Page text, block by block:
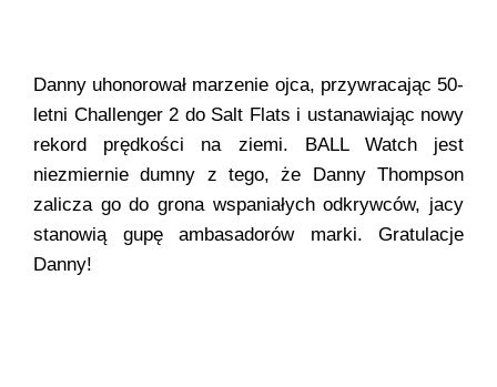
Danny uhonorował marzenie ojca, przywracając 50-
letni Challenger 2 do Salt Flats i ustanawiając nowy
rekord prędkości na ziemi. BALL Watch jest
niezmiernie dumny z tego, że Danny Thompson
zalicza go do grona wspaniałych odkrywców, jacy
stanowią gupę ambasadorów marki. Gratulacje
Danny!